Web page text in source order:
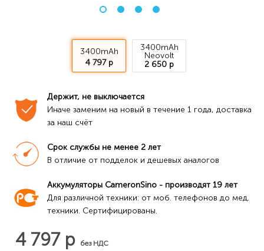
3400mAh
4 797 р
3400mAh
Neovolt
2 650 р
Держит, не выключается
Иначе заменим на новый в течение 1 года, доставка
за наш счёт
Срок службы не менее 2 лет
В отличие от подделок и дешевых аналогов
Аккумуляторы CameronSino - производят 19 лет
Для различной техники: от моб. телефонов до мед.
техники. Сертифицированы.
4 797 р без НДС